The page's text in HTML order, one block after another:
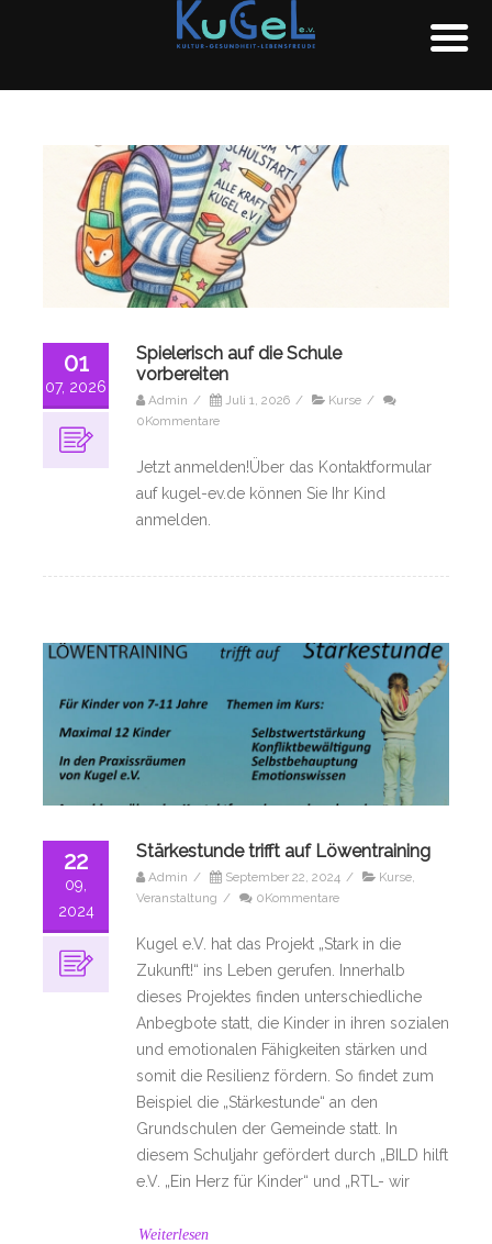
01
07, 2026
Spielerisch auf die Schule
vorbereiten
Admin / Juli 1, 2026 / Kurse /
0Kommentare
Jetzt anmelden!Über das Kontaktformular
auf kugel-ev.de können Sie Ihr Kind
anmelden.
22
09,
2024
Stärkestunde trifft auf Löwentraining
Admin / September 22, 2024 / Kurse
Veranstaltung / 0Kommentare
Kugel e.V. hat das Projekt „Stark in die
Zukunft!“ ins Leben gerufen. Innerhalb
dieses Projektes finden unterschiedliche
Anbegbote statt, die Kinder in ihren sozialen
und emotionalen Fähigkeiten stärken und
somit die Resilienz fördern. So findet zum
Beispiel die „Stärkestunde“ an den
Grundschulen der Gemeinde statt. In
diesem Schuljahr gefördert durch „BILD hilft
e.V. „Ein Herz für Kinder“ und „RTL- wir
Weiterlesen